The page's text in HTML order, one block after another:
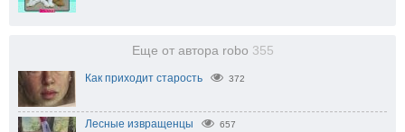
Еще от автора robo 355
Как приходит старость 372
Лесные извращенцы 657